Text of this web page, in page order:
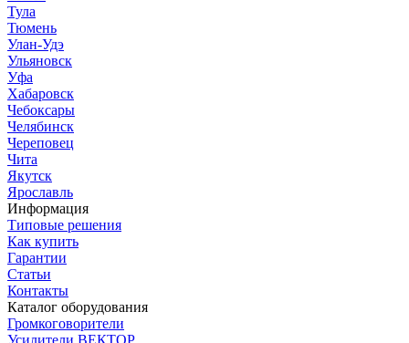
Тула
Тюмень
Улан-Удэ
Ульяновск
Уфа
Хабаровск
Чебоксары
Челябинск
Череповец
Чита
Якутск
Ярославль
Информация
Типовые решения
Как купить
Гарантии
Статьи
Контакты
Каталог оборудования
Громкоговорители